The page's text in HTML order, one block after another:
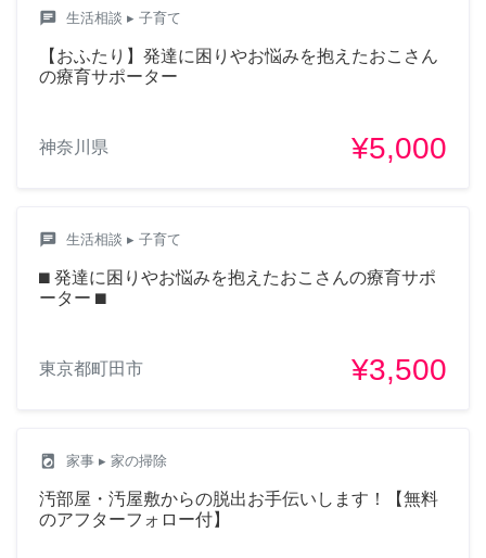
chat 生活相談 ▸ 子育て
【おふたり】発達に困りやお悩みを抱えたおこさん
の療育サポーター
神奈川県 ¥5,000
chat 生活相談 ▸ 子育て
⬛︎ 発達に困りやお悩みを抱えたおこさんの療育サポ
ーター ⬛︎
東京都町田市 ¥3,500
local_laundry_service 家事 ▸ 家の掃除
汚部屋・汚屋敷からの脱出お手伝いします！【無料
のアフターフォロー付】